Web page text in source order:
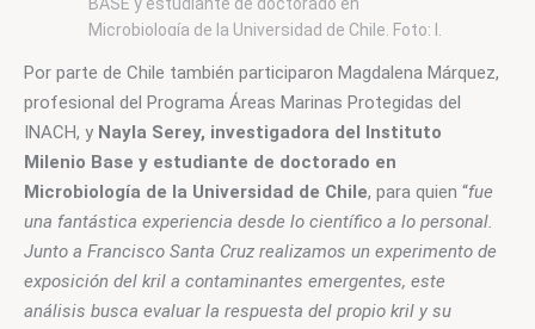
Microbiología de la Universidad de Chile. Foto: I.
Por parte de Chile también participaron Magdalena Márquez,
profesional del Programa Áreas Marinas Protegidas del
INACH, y Nayla Serey, investigadora del Instituto
Milenio Base y estudiante de doctorado en
Microbiología de la Universidad de Chile, para quien “fue
una fantástica experiencia desde lo científico a lo personal.
Junto a Francisco Santa Cruz realizamos un experimento de
exposición del kril a contaminantes emergentes, este
análisis busca evaluar la respuesta del propio kril y su